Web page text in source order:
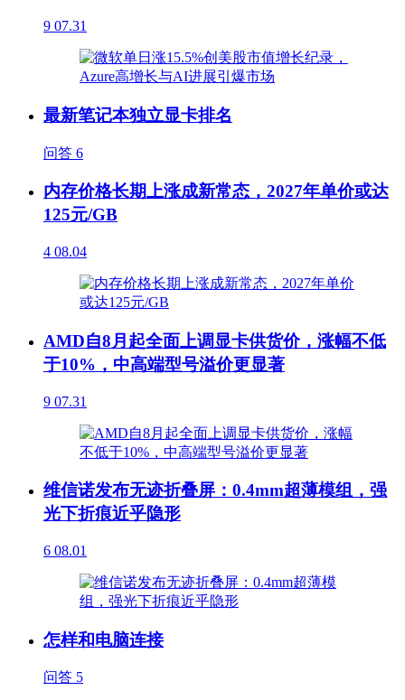
9 07.31
最新笔记本独立显卡排名
问答 6
内存价格长期上涨成新常态，2027年单价或达
125元/GB
4 08.04
AMD自8月起全面上调显卡供货价，涨幅不低
于10%，中高端型号溢价更显著
9 07.31
维信诺发布无迹折叠屏：0.4mm超薄模组，强
光下折痕近乎隐形
6 08.01
怎样和电脑连接
问答 5